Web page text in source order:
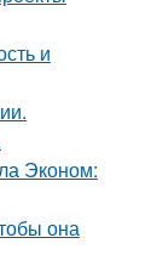
и
Эконом:
она